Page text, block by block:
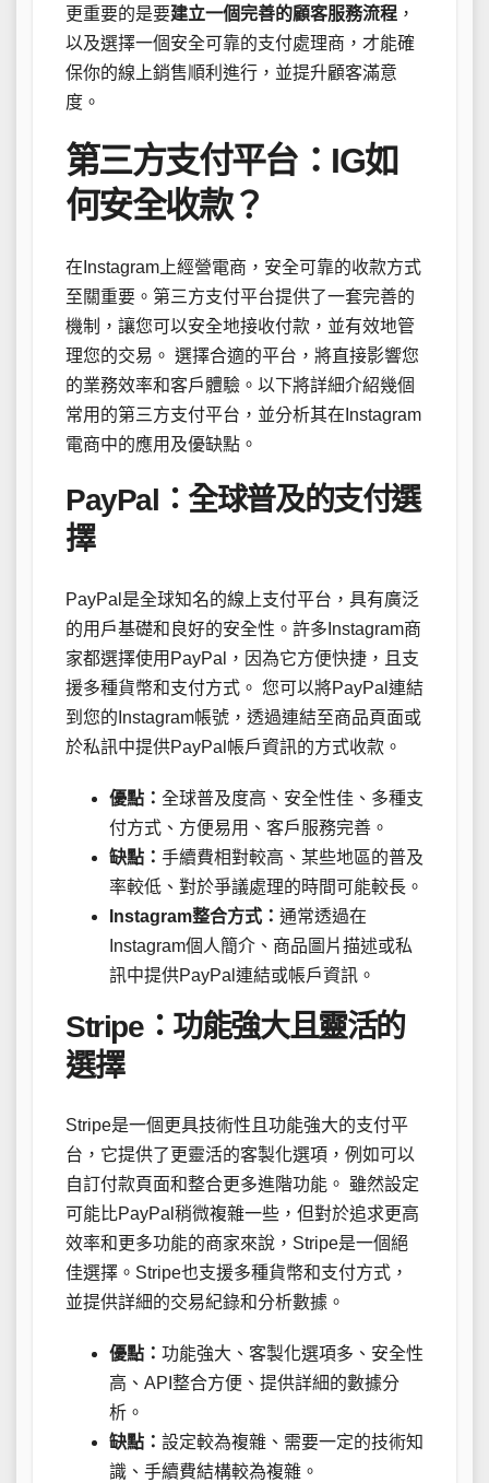
更重要的是要建立一個完善的顧客服務流程 ，
以及選擇一個安全可靠的支付處理商，才能確
保你的線上銷售順利進行，並提升顧客滿意
度。
第三方支付平台：IG如
何安全收款？
在Instagram上經營電商，安全可靠的收款方式
至關重要。第三方支付平台提供了一套完善的
機制，讓您可以安全地接收付款，並有效地管
理您的交易。 選擇合適的平台，將直接影響您
的業務效率和客戶體驗。以下將詳細介紹幾個
常用的第三方支付平台，並分析其在Instagram
電商中的應用及優缺點。
PayPal：全球普及的支付選
擇
PayPal是全球知名的線上支付平台，具有廣泛
的用戶基礎和良好的安全性。許多Instagram商
家都選擇使用PayPal，因為它方便快捷，且支
援多種貨幣和支付方式。 您可以將PayPal連結
到您的Instagram帳號，透過連結至商品頁面或
於私訊中提供PayPal帳戶資訊的方式收款。
優點： 全球普及度高、安全性佳、多種支
付方式、方便易用、客戶服務完善。
缺點： 手續費相對較高、某些地區的普及
率較低、對於爭議處理的時間可能較長。
Instagram整合方式： 通常透過在
Instagram個人簡介、商品圖片描述或私
訊中提供PayPal連結或帳戶資訊。
Stripe：功能強大且靈活的
選擇
Stripe是一個更具技術性且功能強大的支付平
台，它提供了更靈活的客製化選項，例如可以
自訂付款頁面和整合更多進階功能。 雖然設定
可能比PayPal稍微複雜一些，但對於追求更高
效率和更多功能的商家來說，Stripe是一個絕
佳選擇。Stripe也支援多種貨幣和支付方式，
並提供詳細的交易紀錄和分析數據。
優點： 功能強大、客製化選項多、安全性
高、API整合方便、提供詳細的數據分
析。
缺點： 設定較為複雜、需要一定的技術知
識、手續費結構較為複雜。